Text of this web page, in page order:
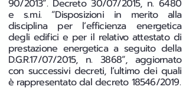
90/2013”. Decreto 30/07/2015, n. 6480
e s.m.i. “Disposizioni in merito alla
disciplina per l’efficienza energetica
degli edifici e per il relativo attestato di
prestazione energetica a seguito della
D.G.R.17/07/2015, n. 3868”, aggiornato
con successivi decreti, l’ultimo dei quali
è rappresentato dal decreto 18546/2019.